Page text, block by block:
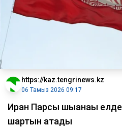
https://kaz.tengrinews.kz
06 Тамыз 2026 09:17
Иран Парсы шығанағы
шартын атады